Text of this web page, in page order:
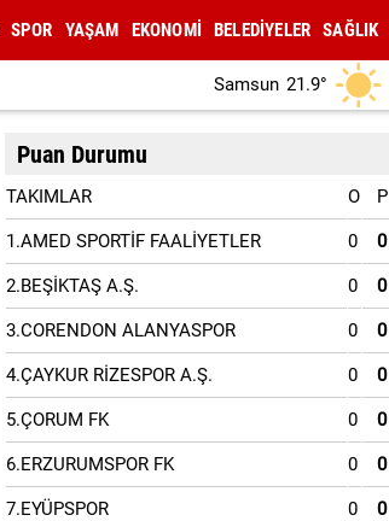
SPOR YAŞAM EKONOMİ BELEDİYELER SAĞLIK
Samsun 21.9°
Puan Durumu
TAKIMLAR O P
1.AMED SPORTİF FAALİYETLER 0 0
2.BEŞİKTAŞ A.Ş. 0 0
3.CORENDON ALANYASPOR 0 0
4.ÇAYKUR RİZESPOR A.Ş. 0 0
5.ÇORUM FK 0 0
6.ERZURUMSPOR FK 0 0
7.EYÜPSPOR 0 0